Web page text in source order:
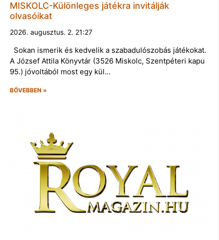
MISKOLC-Különleges játékra invitálják
olvasóikat
2026. augusztus. 2. 21:27
Sokan ismerik és kedvelik a szabadulószobás játékokat.
A József Attila Könyvtár (3526 Miskolc, Szentpéteri kapu
95.) jóvoltából most egy kül…
BŐVEBBEN »